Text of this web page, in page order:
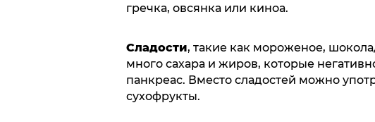
гречка, овсянка или киноа.
Сладости, такие как мороженое,
много сахара и жиров, которые
панкреас. Вместо сладостей можно
сухофрукты.